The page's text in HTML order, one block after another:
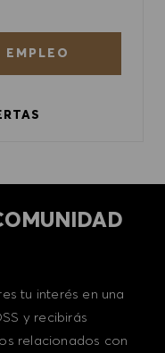
EMPLEO
tu interés en una
y recibirás
relacionados con